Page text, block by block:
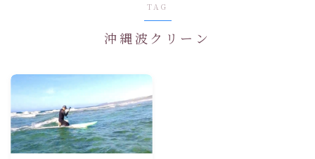
TAG
沖縄波クリーン